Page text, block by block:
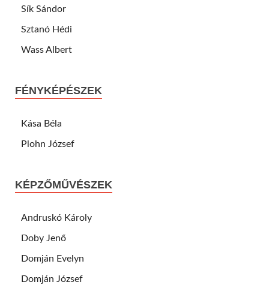
Sík Sándor
Sztanó Hédi
Wass Albert
FÉNYKÉPÉSZEK
Kása Béla
Plohn József
KÉPZŐMŰVÉSZEK
Andruskó Károly
Doby Jenő
Domján Evelyn
Domján József